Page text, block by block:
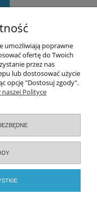
umożliwiają poprawne
ofertę do Twoich
przez nas
lub dostosować użycie
opcję "Dostosuj zgody".
Polityce